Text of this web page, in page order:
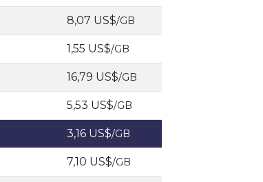
8,07 US$/GB
1,55 US$/GB
16,79 US$/GB
5,53 US$/GB
3,16 US$/GB
7,10 US$/GB